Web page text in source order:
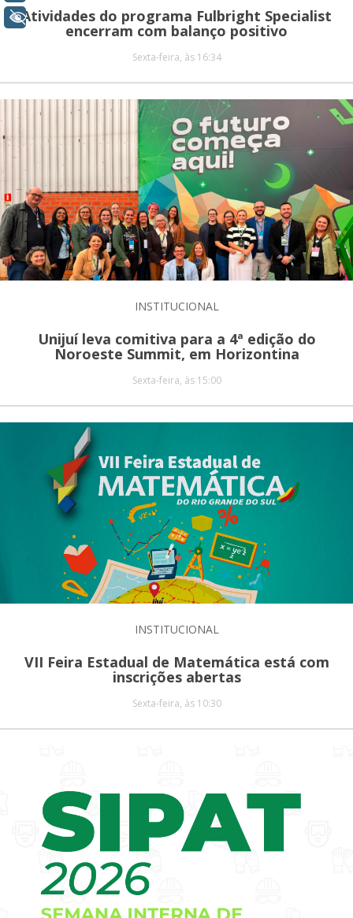
Atividades do programa Fulbright Specialist
encerram com balanço positivo
Sexta-feira, às 16:34
INSTITUCIONAL
Unijuí leva comitiva para a 4ª edição do
Noroeste Summit, em Horizontina
Sexta-feira, às 15:00
INSTITUCIONAL
VII Feira Estadual de Matemática está com
inscrições abertas
Sexta-feira, às 10:30
+ Acessibilidade